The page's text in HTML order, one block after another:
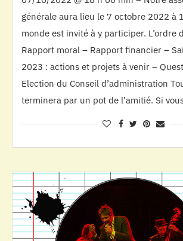
générale aura lieu le 7 octobre 2022 à
monde est invité à y participer. L’ordre
Rapport moral – Rapport financier –
2023 : actions et projets à venir –
Election du Conseil d’administration
terminera par un pot de l’amitié. Si